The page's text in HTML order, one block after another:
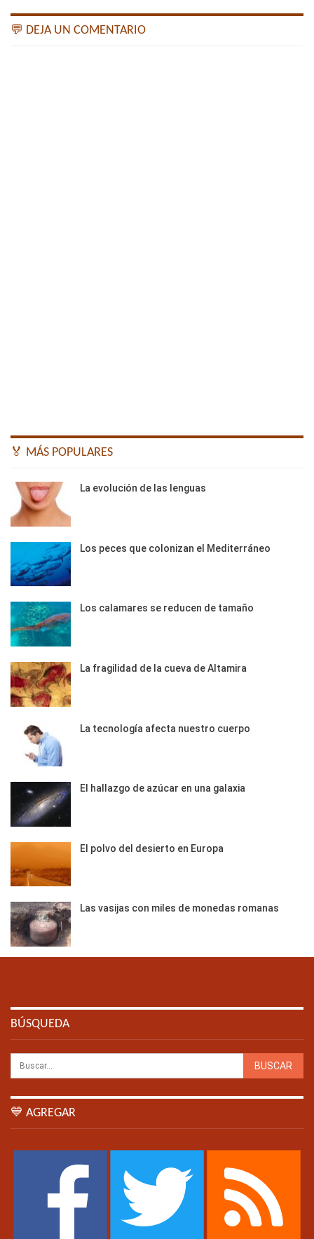
💬 DEJA UN COMENTARIO
🏅 MÁS POPULARES
La evolución de las lenguas
Los peces que colonizan el Mediterráneo
Los calamares se reducen de tamaño
La fragilidad de la cueva de Altamira
La tecnología afecta nuestro cuerpo
El hallazgo de azúcar en una galaxia
El polvo del desierto en Europa
Las vasijas con miles de monedas romanas
BÚSQUEDA
💙 AGREGAR